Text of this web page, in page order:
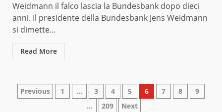
Weidmann il falco lascia la Bundesbank dopo dieci
anni. Il presidente della Bundesbank Jens Weidmann
si dimette...
Read More
Paginazione
Previous 1 … 3 4 5 6 7 8
9
…
209 Next